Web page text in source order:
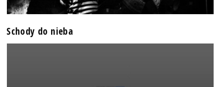
Schody do nieba